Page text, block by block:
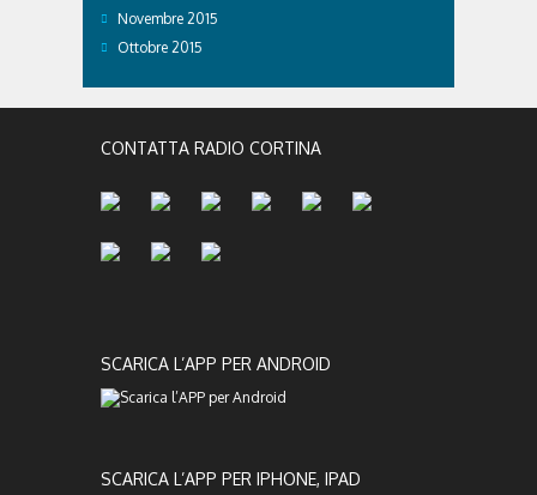
Novembre 2015
Ottobre 2015
CONTATTA RADIO CORTINA
SCARICA L’APP PER ANDROID
SCARICA L’APP PER IPHONE, IPAD